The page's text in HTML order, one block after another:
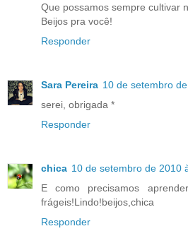
Que possamos sempre cultivar
Beijos pra você!
Responder
Sara Pereira 10 de setembro
serei, obrigada *
Responder
chica 10 de setembro de 2010
E como precisamos
frágeis!Lindo!beijos,chica
Responder